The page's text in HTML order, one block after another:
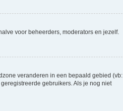
voor beheerders, moderators en jezelf.
veranderen in een bepaald gebied (vb:
gebruikers. Als je nog niet